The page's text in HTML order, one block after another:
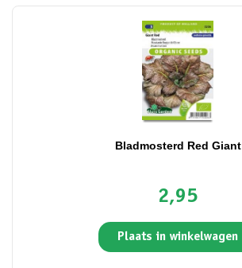
Bladmosterd Red Giant
2,95
Plaats in winkelwagen